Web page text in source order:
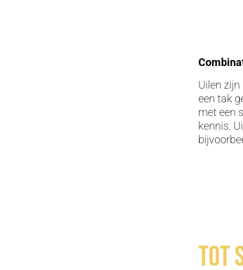
Uilen
een tak
met een
kennis.
Tot